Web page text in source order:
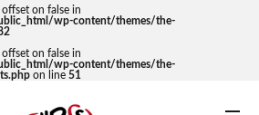
offset on false in
wp-content/themes/the-
offset on false in
wp-content/themes/the-
on line 51